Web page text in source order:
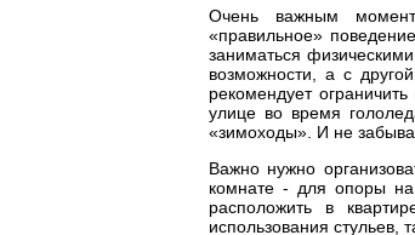
Очень важным
«правильное»
заниматься
возможности, а с
рекомендует
улице во время
«зимоходы». И не
Важно нужно
комнате - для опоры
расположить в
использования стульев,